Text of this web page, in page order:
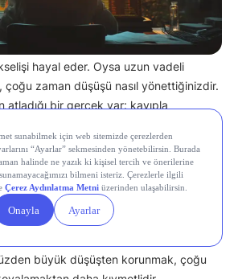
hayal eder. Oysa uzun vadeli
çoğu zaman düşüşü nasıl yönettiğinizdir.
bir gerçek var: kayıpla
TL’lik bir yatırım %20 değer
iner ve eski seviyesine dönmek için
yatırım %50 düşerse 50.000 TL’ye iner
artık %100, yani paranın ikiye
derinleştikçe toparlanma orantısız
büyük düşüşten korunmak, çoğu